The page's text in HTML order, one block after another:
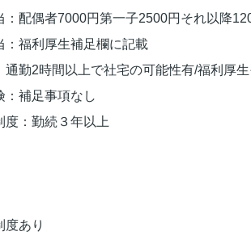
：配偶者7000円第一子2500円それ以降
：福利厚生補足欄に記載
通勤2時間以上で社宅の可能性有/福利厚
：補足事項なし
度：勤続３年以上
度あり